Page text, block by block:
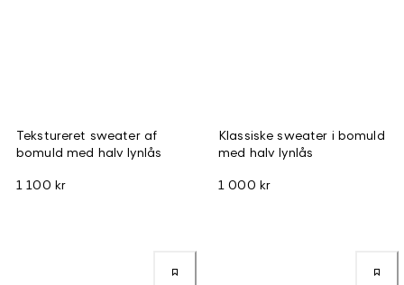
Tekstureret sweater af
bomuld med halv lynlås
1 100 kr
Klassiske sweater i bomuld
med halv lynlås
1 000 kr